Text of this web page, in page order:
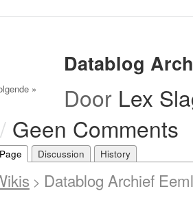
Datablog
» Door Lex
/ Geen Comments
Page Discussion History
> Datablog Archief